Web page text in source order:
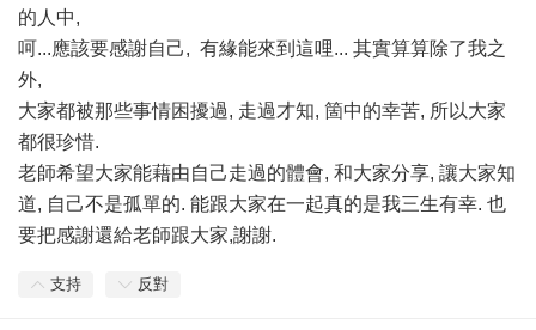
的人中,
呵...應該要感謝自己, 有緣能來到這哩... 其實算算除了我之
外,
大家都被那些事情困擾過, 走過才知, 箇中的幸苦, 所以大家
都很珍惜.
老師希望大家能藉由自己走過的體會, 和大家分享, 讓大家知
道, 自己不是孤單的. 能跟大家在一起真的是我三生有幸. 也
要把感謝還給老師跟大家,謝謝.
支持 反對